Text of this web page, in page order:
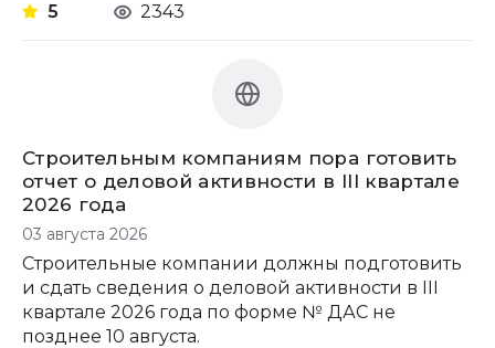
5
2343
Строительным компаниям пора готовить
отчет о деловой активности в III квартале
2026 года
03 августа 2026
Строительные компании должны подготовить
и сдать сведения о деловой активности в III
квартале 2026 года по форме № ДАС не
позднее 10 августа.